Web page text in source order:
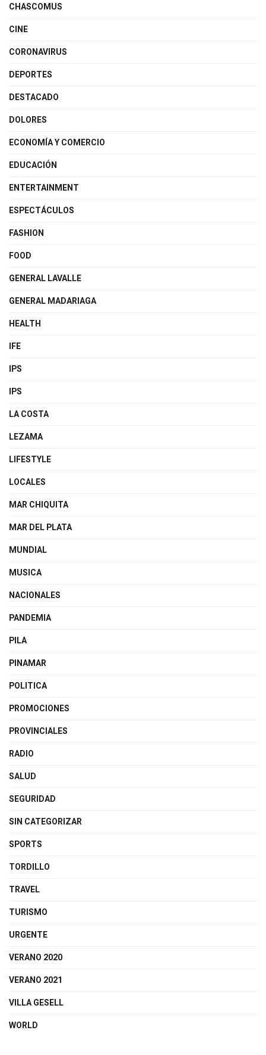
CHASCOMUS
CINE
CORONAVIRUS
DEPORTES
DESTACADO
DOLORES
ECONOMÍA Y COMERCIO
EDUCACIÓN
ENTERTAINMENT
ESPECTÁCULOS
FASHION
FOOD
GENERAL LAVALLE
GENERAL MADARIAGA
HEALTH
IFE
IPS
IPS
LA COSTA
LEZAMA
LIFESTYLE
LOCALES
MAR CHIQUITA
MAR DEL PLATA
MUNDIAL
MUSICA
NACIONALES
PANDEMIA
PILA
PINAMAR
POLITICA
PROMOCIONES
PROVINCIALES
RADIO
SALUD
SEGURIDAD
SIN CATEGORIZAR
SPORTS
TORDILLO
TRAVEL
TURISMO
URGENTE
VERANO 2020
VERANO 2021
VILLA GESELL
WORLD